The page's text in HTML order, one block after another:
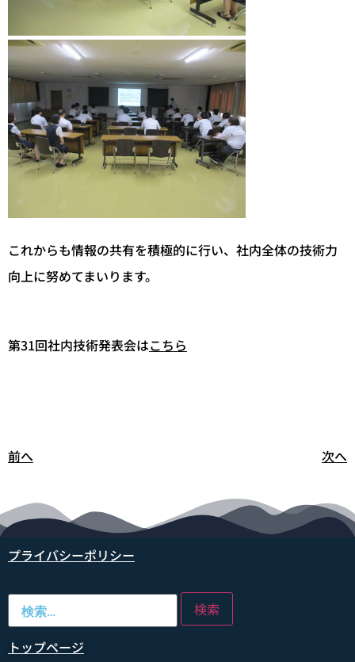
これからも情報の共有を積極的に行い、社内全体の技術力
向上に努めてまいります。
第31回社内技術発表会はこちら
前へ 次へ
プライバシーポリシー
トップページ